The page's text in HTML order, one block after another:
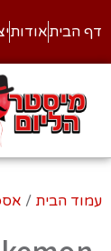
דף הביתאודות
זמן אספקה 1-3 ימי עסקים
עמוד הבית /